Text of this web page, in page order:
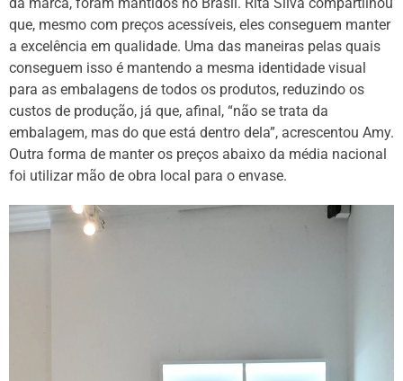
que, mesmo com preços acessíveis, eles conseguem manter
a excelência em qualidade. Uma das maneiras pelas quais
conseguem isso é mantendo a mesma identidade visual
para as embalagens de todos os produtos, reduzindo os
custos de produção, já que, afinal, “não se trata da
embalagem, mas do que está dentro dela”, acrescentou Amy.
Outra forma de manter os preços abaixo da média nacional
foi utilizar mão de obra local para o envase.